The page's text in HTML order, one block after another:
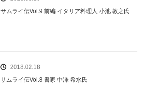
サムライ伝Vol.9 前編 イタリア料理人 小池 教之氏
2018.02.18
サムライ伝Vol.8 書家 中澤 希水氏